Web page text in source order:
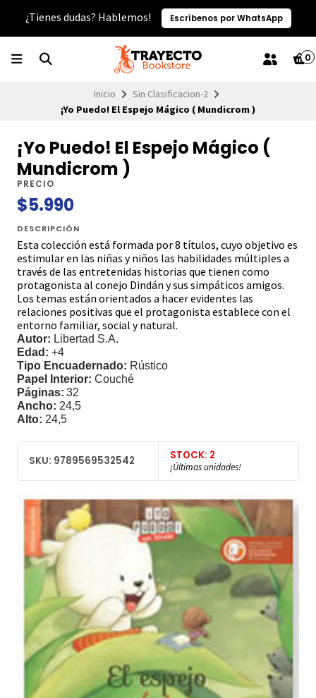
¿Tienes dudas? Hablemos! Escríbenos por WhatsApp
0
Inicio
Sin Clasificacion-2
¡Yo Puedo! El Espejo Mágico ( Mundicrom )
¡Yo Puedo! El Espejo Mágico (
Mundicrom )
PRECIO
$5.990
DESCRIPCIÓN
Esta colección está formada por 8 títulos, cuyo objetivo es
estimular en las niñas y niños las habilidades múltiples a
través de las entretenidas historias que tienen como
protagonista al conejo Dindán y sus simpáticos amigos.
Los temas están orientados a hacer evidentes las
relaciones positivas que el protagonista establece con el
entorno familiar, social y natural.
Autor: Libertad S.A.
Edad: +4
Tipo Encuadernado: Rústico
Papel Interior: Couché
Páginas: 32
Ancho: 24,5
Alto: 24,5
SKU: 9789569532542 STOCK: 2
¡Últimas unidades!